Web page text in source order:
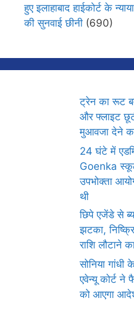
हुए इलाहाबाद हाईकोर्ट के
की सुनवाई छीनी (690)
ट्रेन का रूट
और फ्लाइट
मुआवजा देने
24 घंटे में
Goenka
उपभोक्ता
थी
छिपे एजेंडे से
झटका,
राशि लौटाने
सोनिया गांधी
एवेन्यू कोर्ट ने
को आएगा